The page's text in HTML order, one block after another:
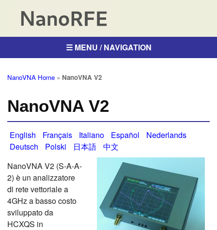
☰ MENU / NAVIGATION
NanoVNA Home » NanoVNA V2
NanoVNA V2
English Français Italiano Español
Nederlands
Deutsch
Polski 日本語
中文
NanoVNA V2 (S-A-A-
2) è un analizzatore
di rete vettoriale a
4GHz a basso costo
sviluppato da
HCXQS in